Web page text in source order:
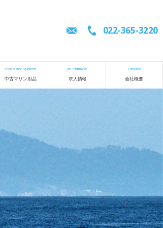
022-365-3220
Used Marine Equipment
中古マリン用品
Job Information
求人情報
Company
会社概要